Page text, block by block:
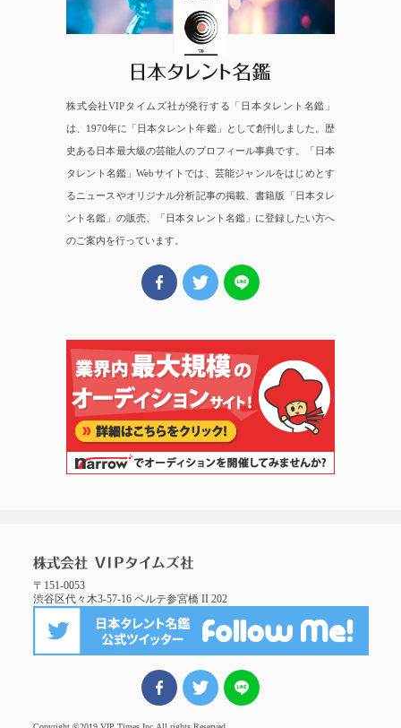
株式会社VIPタイムズ社が発行する「日本タレント名鑑」
は、1970年に「日本タレント年鑑」として創刊しました。歴
史ある日本最大級の芸能人のプロフィール事典です。「日本
タレント名鑑」Webサイトでは、芸能ジャンルをはじめとす
るニュースやオリジナル分析記事の掲載、書籍版「日本タレ
ント名鑑」の販売、「日本タレント名鑑」に登録したい方へ
のご案内を行っています。
〒151-0053
渋谷区代々木3-57-16 ベルテ参宮橋 II 202
FBでシェアツイート